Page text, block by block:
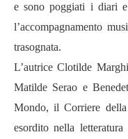
e sono poggiati i diari e
l’accompagnamento
trasognata.
L’autrice Clotilde
Matilde Serao e
Mondo, il Corriere
esordito nella